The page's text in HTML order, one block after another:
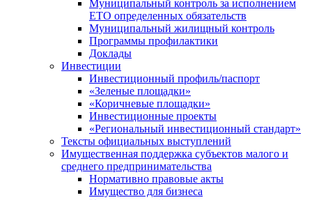
Муниципальный контроль за исполнением
ЕТО определенных обязательств
Муниципальный жилищный контроль
Программы профилактики
Доклады
Инвестиции
Инвестиционный профиль/паспорт
«Зеленые площадки»
«Коричневые площадки»
Инвестиционные проекты
«Региональный инвестиционный стандарт»
Тексты официальных выступлений
Имущественная поддержка субъектов малого и
среднего предпринимательства
Нормативно правовые акты
Имущество для бизнеса